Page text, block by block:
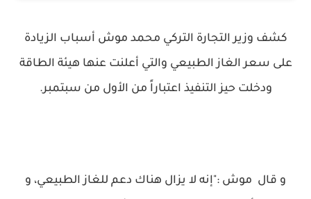
كشف وزير التجارة التركي محمد موش أسباب الزيادة
على سعر الغاز الطبيعي والتي أعلنت عنها هيئة الطاقة
ودخلت حيز التنفيذ اعتباراً من الأول من سبتمبر.
و قال موش :"إنه لا يزال هناك دعم للغاز الطبيعي، و